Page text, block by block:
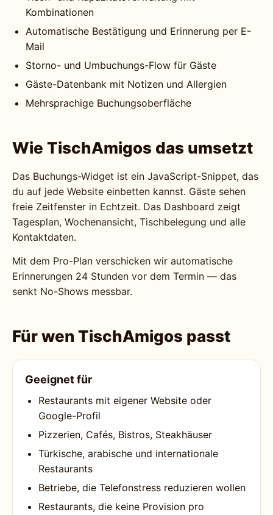
Kombinationen
Automatische Bestätigung und Erinnerung per E-
Mail
Storno- und Umbuchungs-Flow für Gäste
Gäste-Datenbank mit Notizen und Allergien
Mehrsprachige Buchungsoberfläche
Wie TischAmigos das umsetzt
Das Buchungs-Widget ist ein JavaScript-Snippet, das
du auf jede Website einbetten kannst. Gäste sehen
freie Zeitfenster in Echtzeit. Das Dashboard zeigt
Tagesplan, Wochenansicht, Tischbelegung und alle
Kontaktdaten.
Mit dem Pro-Plan verschicken wir automatische
Erinnerungen 24 Stunden vor dem Termin — das
senkt No-Shows messbar.
Für wen TischAmigos passt
Geeignet für
Restaurants mit eigener Website oder
Google-Profil
Pizzerien, Cafés, Bistros, Steakhäuser
Türkische, arabische und internationale
Restaurants
Betriebe, die Telefonstress reduzieren wollen
Restaurants, die keine Provision pro